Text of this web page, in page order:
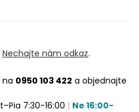
Nechajte nám odkaz.
na 0950 103 422 a objednajte
7:30-16:00 | Ne 16:00-